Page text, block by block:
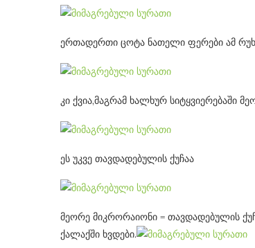
ერთადერთი ცოტა ნათელი ფერები ამ
კი ქვია,მაგრამ ხალხურ სიტყვიერებაში
ეს უკვე თავდადებულის ქუჩაა
მეორე მიკრორაიონი = თავდადებულის
ქალაქში ხვდები.